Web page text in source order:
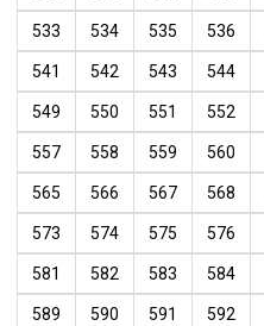
533 534 535 536
541 542 543 544
549 550 551 552
557 558 559 560
565 566 567 568
573 574 575 576
581 582 583 584
589 590 591 592